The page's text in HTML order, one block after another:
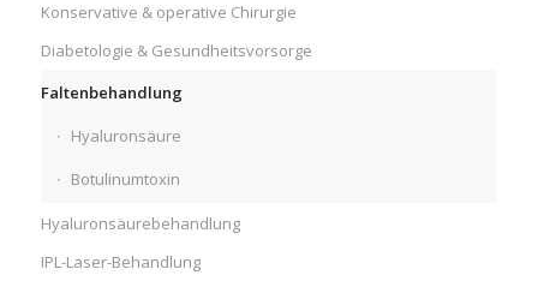
Konservative & operative Chirurgie
Diabetologie & Gesundheitsvorsorge
Faltenbehandlung
Hyaluronsäure
Botulinumtoxin
Hyaluronsäurebehandlung
IPL-Laser-Behandlung